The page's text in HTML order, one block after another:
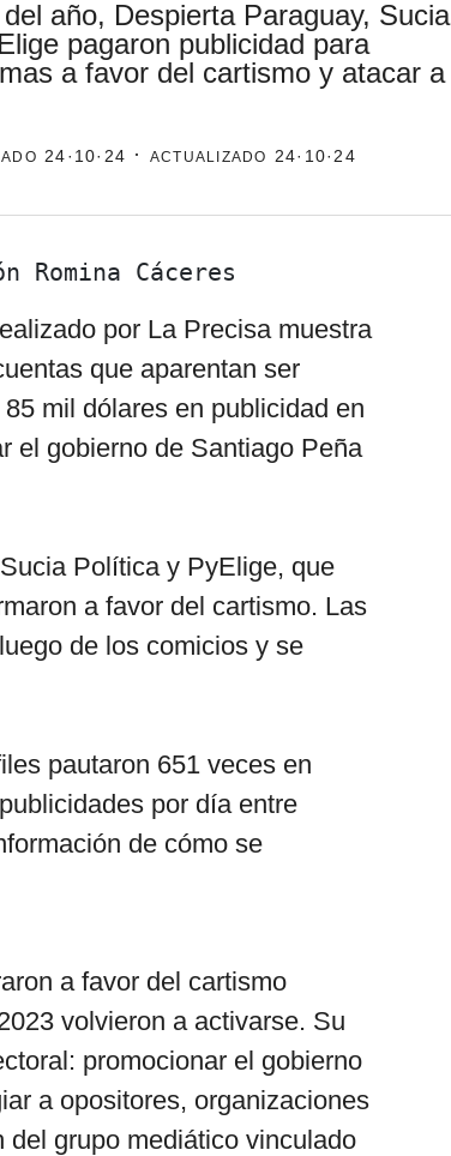
acerca
año, Despierta Paraguay, Sucia
pagaron publicidad para
a favor del cartismo y atacar a
24·10·24 · actualizado 24·10·24
Romina Cáceres
por La Precisa muestra
que aparentan ser
mil dólares en publicidad en
el gobierno de Santiago Peña
Política y PyElige, que
a favor del cartismo. Las
de los comicios y se
pautaron 651 veces en
por día entre
de cómo se
a favor del cartismo
volvieron a activarse. Su
promocionar el gobierno
a opositores, organizaciones
grupo mediático vinculado